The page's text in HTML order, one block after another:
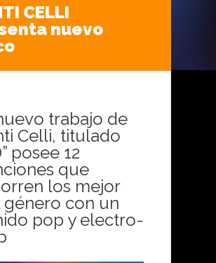
CELLI
nuevo
trabajo de
Celli, titulado
posee 12
que
los mejor
género con un
pop y electro-